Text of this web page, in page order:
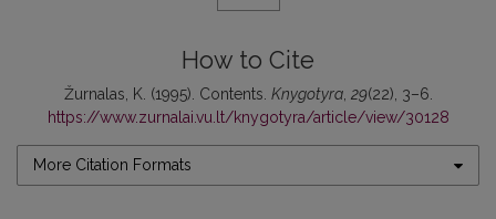
How to Cite
Žurnalas, K. (1995). Contents. Knygotyra, 29(22), 3–6.
https://www.zurnalai.vu.lt/knygotyra/article/view/30128
More Citation Formats